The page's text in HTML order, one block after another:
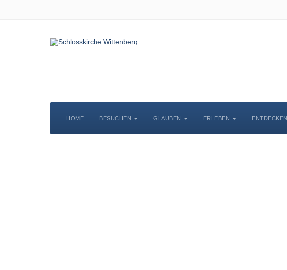
HOME BESUCHEN GLAUBEN ERLEBEN ENTDECKEN